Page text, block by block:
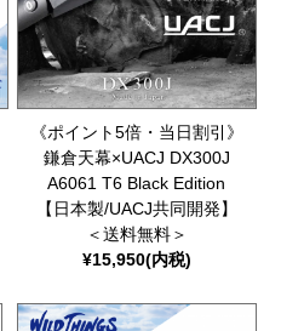
《ポイント5倍・当日割引》
鎌倉天幕×UACJ DX300J
A6061 T6 Black Edition
【日本製/UACJ共同開発】
＜送料無料＞
¥15,950(内税)